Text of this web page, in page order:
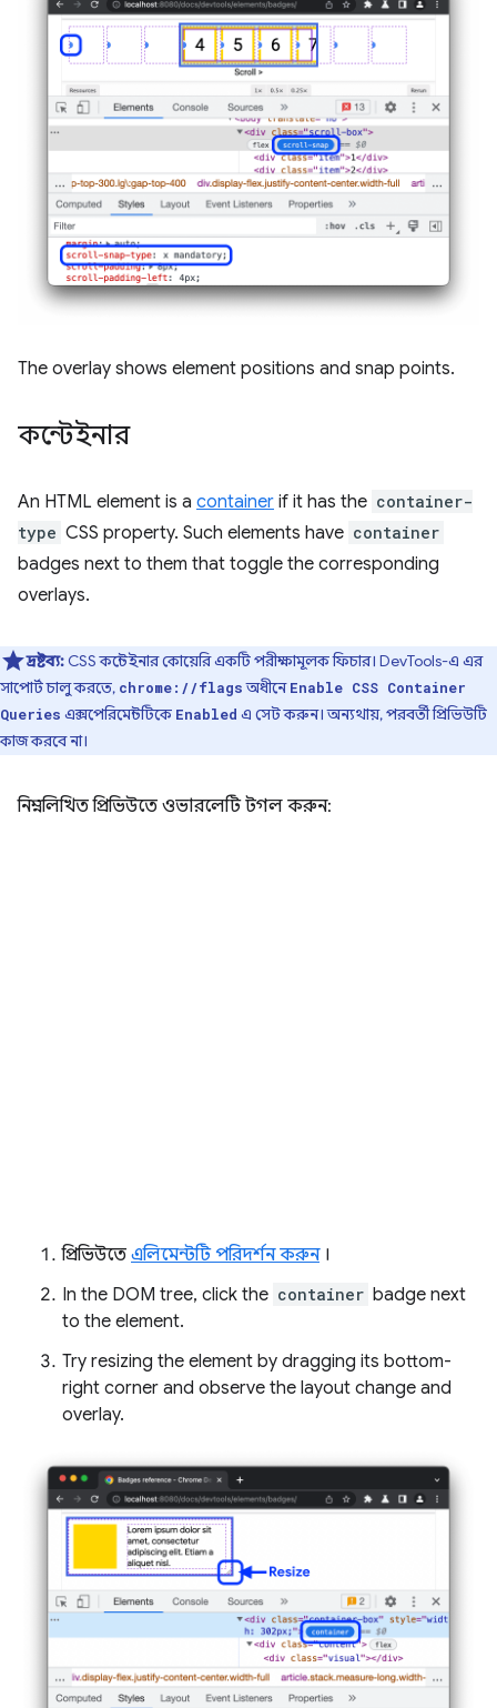
The overlay shows element positions and snap points.
কন্টেইনার
An HTML element is a container if it has the container-
type CSS property. Such elements have container
badges next to them that toggle the corresponding
overlays.
দ্রষ্টব্য: CSS কন্টেইনার কোয়েরি একটি পরীক্ষামূলক ফিচার। DevTools-এ এর
সাপোর্ট চালু করতে, chrome://flagsঅধীনেEnable CSS Container
Queries এক্সপেরিমেন্টটিকে Enabled এ সেট করুন। অন্যথায়, পরবর্তী প্রিভিউটি
কাজ করবে না।
নিম্নলিখিত প্রিভিউতে ওভারলেটি টগল করুন:
প্রিভিউতে এলিমেন্টটি পরিদর্শন করুন।
In the DOM tree, click the container badge next
to the element.
Try resizing the element by dragging its bottom-
right corner and observe the layout change and
overlay.